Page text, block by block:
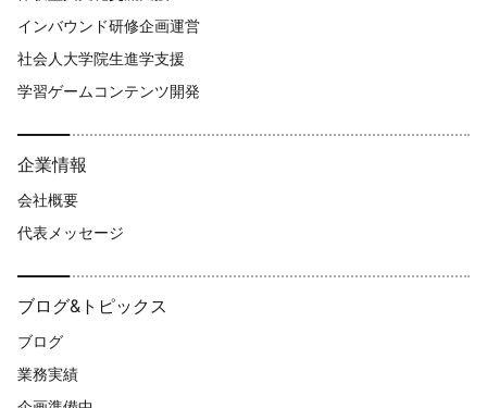
インバウンド研修企画運営
社会人大学院生進学支援
学習ゲームコンテンツ開発
企業情報
会社概要
代表メッセージ
ブログ&トピックス
ブログ
業務実績